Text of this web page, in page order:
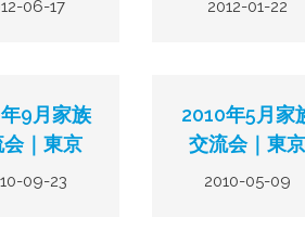
06-17 2012-01-22
9月家族
｜東京
09-23
2010年5月家
交流会｜東京
2010-05-09